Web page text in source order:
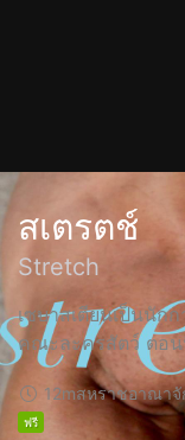
สเตรตช์
Stretch
เซบาสเตียนเป็นนัก
คณะละครสัตว์ ตอน
12mสหราชอาณาจั
ฟรี